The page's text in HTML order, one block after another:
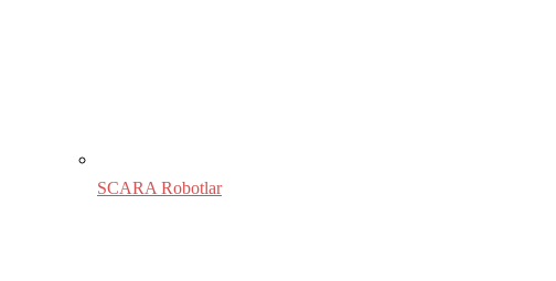
SCARA Robotlar